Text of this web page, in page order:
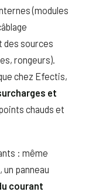
(modules
des sources
rongeurs).
chez Efectis,
et
chauds et
: même
panneau
courant